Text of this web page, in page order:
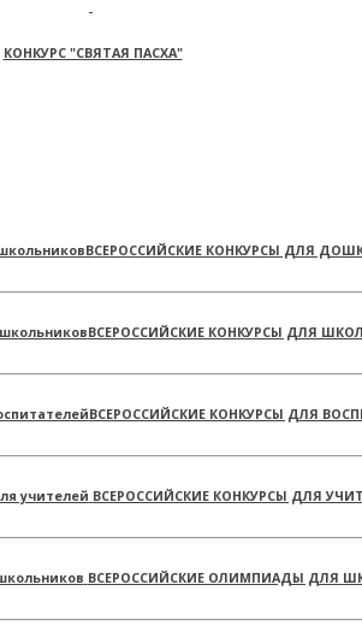
КОНКУРС "СВЯТАЯ ПАСХА"
ВСЕРОССИЙСКИЕ КОНКУРСЫ ДЛЯ
ВСЕРОССИЙСКИЕ КОНКУРСЫ ДЛЯ
ВСЕРОССИЙСКИЕ КОНКУРСЫ ДЛЯ
ВСЕРОССИЙСКИЕ КОНКУРСЫ ДЛЯ
ВСЕРОССИЙСКИЕ ОЛИМПИАДЫ ДЛЯ